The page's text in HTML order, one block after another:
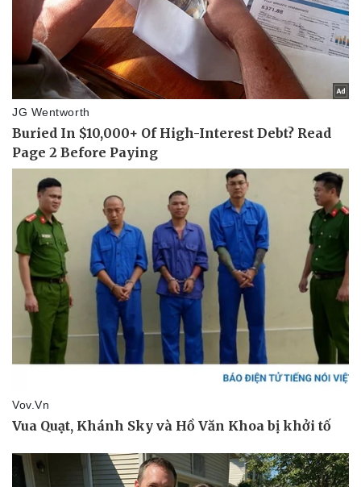
Pháp luật
Vụ án
Tin nóng
Tư vấn luật
Quân sự - Quốc phòng
Vũ khí
Việt Nam
Phân tích